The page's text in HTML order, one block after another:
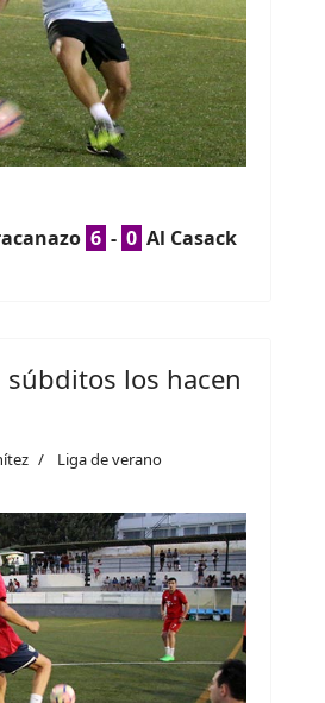
6 - 0 Al Casack
súbditos los hacen
Liga de verano